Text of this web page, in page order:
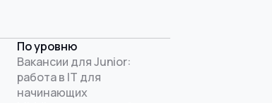
По уровню
Вакансии для Junior:
работа в IT для
начинающих